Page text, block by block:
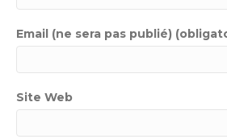
Email (ne sera pas publié)
Site Web